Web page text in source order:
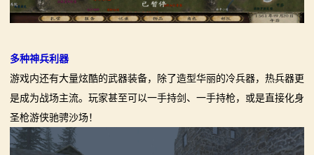
多种神兵利器
游戏内还有大量炫酷的武器装备，除了造型华丽的冷兵器，热兵器更
是成为战场主流。玩家甚至可以一手持剑、一手持枪，或是直接化身
圣枪游侠驰骋沙场！